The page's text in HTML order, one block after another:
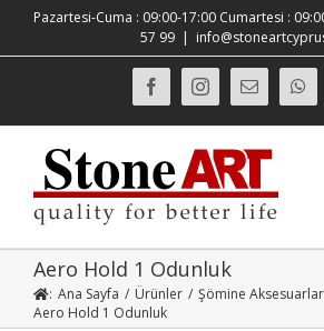
content
Pazartesi-Cuma : 09:00-17:00 Cumartesi :
57 99 |
FacebookInstagram
E-
posta
Aero Hold 1 Odunluk
: Ana Sayfa / Ürünler / Şömine
Aero Hold 1 Odunluk